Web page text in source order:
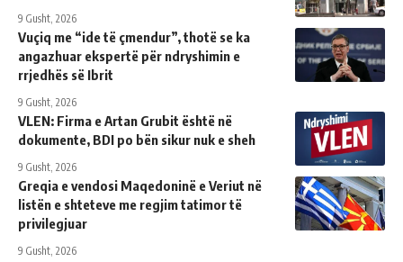
9 Gusht, 2026
Vuçiq me “ide të çmendur”, thotë se ka
angazhuar ekspertë për ndryshimin e
rrjedhës së Ibrit
9 Gusht, 2026
VLEN: Firma e Artan Grubit është në
dokumente, BDI po bën sikur nuk e sheh
9 Gusht, 2026
Greqia e vendosi Maqedoninë e Veriut në
listën e shteteve me regjim tatimor të
privilegjuar
9 Gusht, 2026